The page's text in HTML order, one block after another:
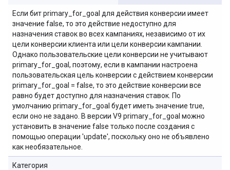
Если бит primary_for_goal для действия конверсии имеет
значение false, то это действие недоступно для
назначения ставок во всех кампаниях, независимо от их
цели конверсии клиента или цели конверсии кампании.
Однако пользовательские цели конверсии не учитывают
primary_for_goal, поэтому, если в кампании настроена
пользовательская цель конверсии с действием конверсии
primary_for_goal = false, то это действие конверсии все
равно будет доступно для назначения ставок. По
умолчанию primary_for_goal будет иметь значение true,
если оно не задано. В версии V9 primary_for_goal можно
установить в значение false только после создания с
помощью операции 'update', поскольку оно не объявлено
как необязательное.
Категория